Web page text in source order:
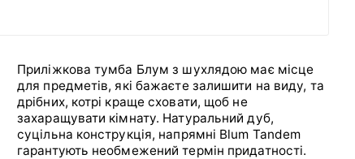
Приліжкова тумба Блум з шухлядою має місце
для предметів, які бажаєте залишити на виду, та
дрібних, котрі краще сховати, щоб не
захаращувати кімнату. Натуральний дуб,
суцільна конструкція, напрямні Blum Tandem
гарантують необмежений термін придатності.